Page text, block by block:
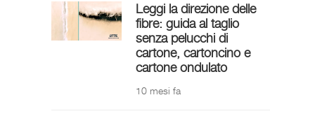
Leggi la direzione delle
fibre: guida al taglio
senza pelucchi di
cartone, cartoncino e
cartone ondulato
10 mesi fa